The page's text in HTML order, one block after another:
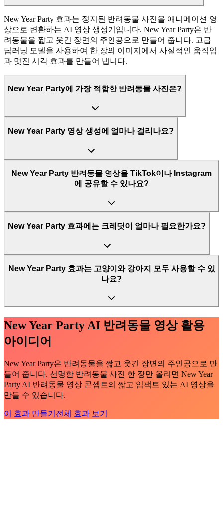
New Year Party 효과는 정지된 반려동물 사진을 애니메이션 영
상으로 변환하는 AI 영상 생성기입니다. New Year Party은 반
려동물을 짧고 웃긴 장면의 주인공으로 만들어 줍니다. 고급
딥러닝 모델을 사용하여 한 장의 이미지에서 사실적인 움직임
과 멋진 시각 효과를 만들어 냅니다.
New Year Party에 가장 적합한 반려동물 사진은?
New Year Party 영상 생성에 얼마나 걸리나요?
New Year Party 반려동물 영상을 TikTok이나 Instagram
에 공유할 수 있나요?
New Year Party 효과에는 크레딧이 얼마나 필요한가요?
New Year Party 효과는 고양이와 강아지 모두 사용할 수 있
나요?
New Year Party AI 반려동물 영상 활용
아이디어
New Year Party은 반려동물을 짧고 웃긴 장면의 주인공으로 만
들어 줍니다. 선명한 반려동물 사진 한 장만 올리면 New Year
Party AI 반려동물 영상 콘셉트의 짧고 임팩트 있는 AI 영상을
만들 수 있습니다.
이 효과 만들기 전체 효과 보기